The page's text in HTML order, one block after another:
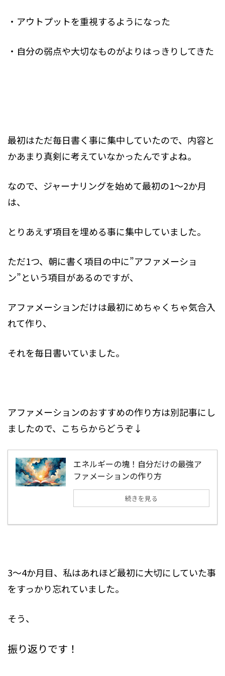
・アウトプットを重視するようになった
・自分の弱点や大切なものがよりはっきりしてきた
最初はただ毎日書く事に集中していたので、内容と
かあまり真剣に考えていなかったんですよね。
なので、ジャーナリングを始めて最初の1～2か月
は、
とりあえず項目を埋める事に集中していました。
ただ1つ、朝に書く項目の中に”アファメーショ
ン”という項目があるのですが、
アファメーションだけは最初にめちゃくちゃ気合入
れて作り、
それを毎日書いていました。
アファメーションのおすすめの作り方は別記事にし
ましたので、こちらからどうぞ↓
エネルギーの塊！自分だけの最強ア
ファメーションの作り方
続きを見る
3～4か月目、私はあれほど最初に大切にしていた事
をすっかり忘れていました。
そう、
振り返りです！